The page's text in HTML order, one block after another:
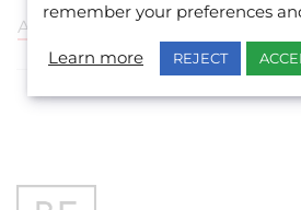
AFFICHER PLUS
remember your preferences
Learn more REJECT